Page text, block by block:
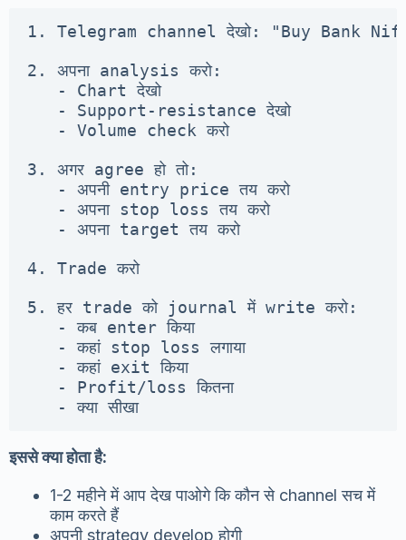
1. Telegram channel देखो: "Buy Bank
2. अपना analysis करो:
   - Chart देखो
   - Support-resistance देखो
   - Volume check करो
3. अगर agree हो तो:
   - अपनी entry price तय करो
   - अपना stop loss तय करो
   - अपना target तय करो
4. Trade करो
5. हर trade को journal में write करो:
   - कब enter किया
   - कहां stop loss लगाया
   - कहां exit किया
   - Profit/loss कितना
   - क्या सीखा
इससे क्या होता है:
1-2 महीने में आप देख पाओगे कि कौन से channel सच में
काम करते हैं
अपनी strategy develop होगी